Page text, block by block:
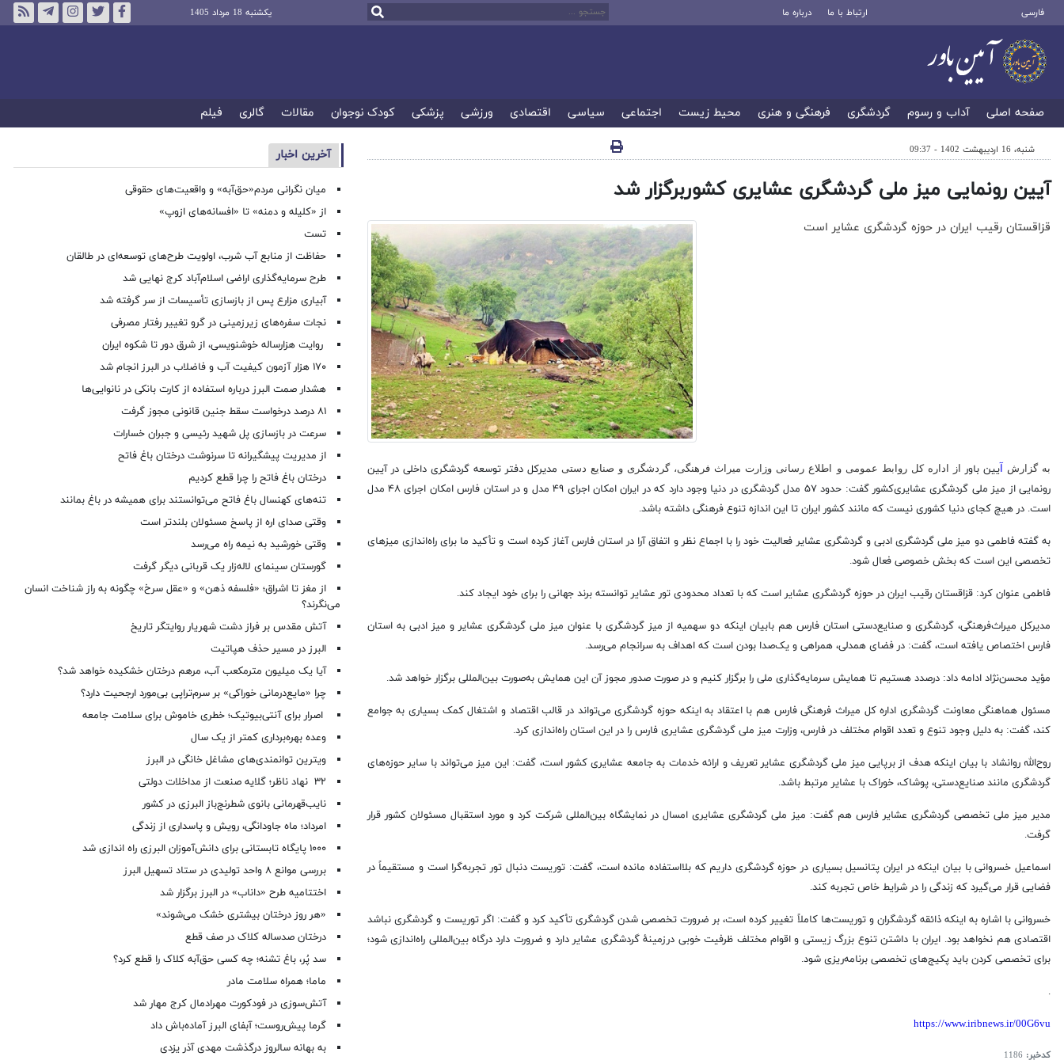
فارسی ارتباط با ما درباره ما یکشنبه 18 مرداد 1405
صفحه اصلی آداب و رسوم گردشگری فرهنگی و هنری محیط زیست اجتماعی سیاسی اقتصادی ورزشی پزشکی کودک نوجوان مقالات گالری فیلم
شنبه، 16 اردیبهشت 1402 - 09:37
آیین رونمایی میز ملی گردشگری عشایری کشوربرگزار شد
قزاقستان رقیب ایران در حوزه گردشگری عشایر است
به گزارش آیین باور از اداره کل روابط عمومی و اطلاع رسانی وزارت میراث فرهنگی، گردشگری و صنایع دستی مدیرکل دفتر توسعه گردشگری داخلی در آیین
رونمایی از میز ملی گردشگری عشایری‌کشور گفت: حدود ۵۷ مدل گردشگری در دنیا وجود دارد که در ایران امکان اجرای ۴۹ مدل و در استان فارس امکان اجرای ۴۸ مدل
است. در هیچ کجای دنیا کشوری نیست که مانند کشور ایران تا این اندازه تنوع فرهنگی داشته باشد.
به گفته فاطمی دو میز ملی گردشگری ادبی و گردشگری عشایر فعالیت خود را با اجماع نظر و اتفاق آرا در استان فارس آغاز کرده است و تأکید ما برای راه‌اندازی میز‌های
تخصصی این است که بخش خصوصی فعال شود.
فاطمی عنوان کرد: قزاقستان رقیب ایران در حوزه گردشگری عشایر است که با تعداد محدودی تور عشایر توانسته برند جهانی را برای خود ایجاد کند.
مدیرکل میراث‌فرهنگی، گردشگری و صنایع‌دستی استان فارس هم بابیان اینکه دو سهمیه از میز گردشگری با عنوان میز ملی گردشگری عشایر و میز ادبی به استان
فارس اختصاص یافته است، گفت: در فضای همدلی، همراهی و یک‌صدا بودن است که اهداف به سرانجام می‌رسد.
مؤید محسن‌نژاد ادامه داد: درصدد هستیم تا همایش سرمایه‌گذاری ملی را برگزار کنیم و در صورت صدور مجوز آن این همایش به‌صورت بین‌المللی برگزار خواهد شد.
مسئول هماهنگی معاونت گردشگری اداره کل میراث فرهنگی فارس هم با اعتقاد به اینکه حوزه گردشگری می‌تواند در قالب اقتصاد و اشتغال کمک بسیاری به جوامع
کند، گفت: به دلیل وجود تنوع و تعدد اقوام مختلف در فارس، وزارت میز ملی گردشگری عشایری فارس را در این استان راه‌اندازی کرد.
روح‌الله روانشاد با بیان اینکه هدف از برپایی میز ملی گردشگری عشایر تعریف و ارائه خدمات به جامعه عشایری کشور است، گفت: این میز می‌تواند با سایر حوزه‌های
گردشگری مانند صنایع‌دستی، پوشاک، خوراک با عشایر مرتبط باشد.
مدیر میز ملی تخصصی گردشگری عشایر فارس هم گفت: میز ملی گردشگری عشایری امسال در نمایشگاه بین‌المللی شرکت کرد و مورد استقبال مسئولان کشور قرار
گرفت.
اسماعیل خسروانی با بیان اینکه در ایران پتانسیل بسیاری در حوزه گردشگری داریم که بلااستفاده مانده است، گفت: توریست دنبال تور تجربه‌گرا است و مستقیماً در
فضایی قرار می‌گیرد که زندگی را در شرایط خاص تجربه کند.
خسروانی با اشاره به اینکه ذائقه گردشگران و توریست‌ها کاملاً تغییر کرده است، بر ضرورت تخصصی شدن گردشگری تأکید کرد و گفت: اگر توریست و گردشگری نباشد
اقتصادی هم نخواهد بود. ایران با داشتن تنوع بزرگ زیستی و اقوام مختلف ظرفیت خوبی درزمینهٔ گردشگری عشایر دارد و ضرورت دارد درگاه بین‌المللی راه‌اندازی شود؛
برای تخصصی کردن باید پکیج‌های تخصصی برنامه‌ریزی شود.
.
https://www.iribnews.ir/00G6vu
کدخبر: 1186
آخرین اخبار
میان نگرانی مردم«حق‌آبه» و واقعیت‌های حقوقی
از «کلیله و دمنه» تا «افسانه‌های ازوپ»
تست
حفاظت از منابع آب شرب، اولویت طرح‌های توسعه‌ای در طالقان
طرح سرمایه‌گذاری اراضی اسلام‌آباد کرج نهایی شد
آبیاری مزارع پس از بازسازی تأسیسات از سر گرفته شد
نجات سفره‌های زیرزمینی در گرو تغییر رفتار مصرفی
روایت هزارساله خوشنویسی، از شرق دور تا شکوه ایران
۱۷۰ هزار آزمون کیفیت آب و فاضلاب در البرز انجام شد
هشدار صمت البرز درباره استفاده از کارت بانکی در نانوایی‌ها
۸۱ درصد درخواست‌ سقط جنین قانونی مجوز گرفت
سرعت در بازسازی پل شهید رئیسی و جبران خسارات
از مدیریت پیشگیرانه تا سرنوشت درختان باغ فاتح
درختان باغ فاتح را چرا قطع کردیم
تنه‌های کهنسال باغ فاتح می‌توانستند برای همیشه در باغ بمانند
وقتی صدای اره از پاسخ مسئولان بلندتر است
وقتی خورشید به نیمه راه می‌رسد
گورستان سینمای لاله‌زار یک قربانی دیگر گرفت
از مغز تا اشراق؛ «فلسفه ذهن» و «عقل سرخ» چگونه به راز شناخت انسان
می‌نگرند؟
آتش مقدس بر فراز دشت شهریار روایتگر تاریخ
البرز در مسیر حذف هپاتیت
آیا یک میلیون مترمکعب آب، مرهم درختان خشکیده خواهد شد؟
چرا «مایع‌درمانی خوراکی» بر سرم‌تراپی بی‌مورد ارجحیت دارد؟
اصرار برای آنتی‌بیوتیک؛ خطری خاموش برای سلامت جامعه
وعده بهره‌برداری کمتر از یک سال
ویترین توانمندی‌های مشاغل خانگی در البرز
۳۲ نهاد ناظر؛ گلایه صنعت از مداخلات دولتی
نایب‌قهرمانی بانوی شطرنج‌باز البرزی در کشور
امرداد؛ ماه جاودانگی، رویش و پاسداری از زندگی
۱۰۰۰ پایگاه تابستانی برای دانش‌آموزان البرزی راه اندازی شد
بررسی موانع ۸ واحد تولیدی در ستاد تسهیل البرز
اختتامیه طرح «داناب» در البرز برگزار شد
«هر روز درختان بیشتری خشک می‌شوند»
درختان صدساله کلاک در صف قطع
سد پُر، باغ تشنه؛ چه کسی حق‌آبه کلاک را قطع کرد؟
ماما؛ همراه سلامت مادر
آتش‌سوزی در فودکورت مهرادمال کرج مهار شد
گرما پیش‌روست؛ آبفای البرز آماده‌باش داد
به بهانه سالروز درگذشت مهدی آذر یزدی